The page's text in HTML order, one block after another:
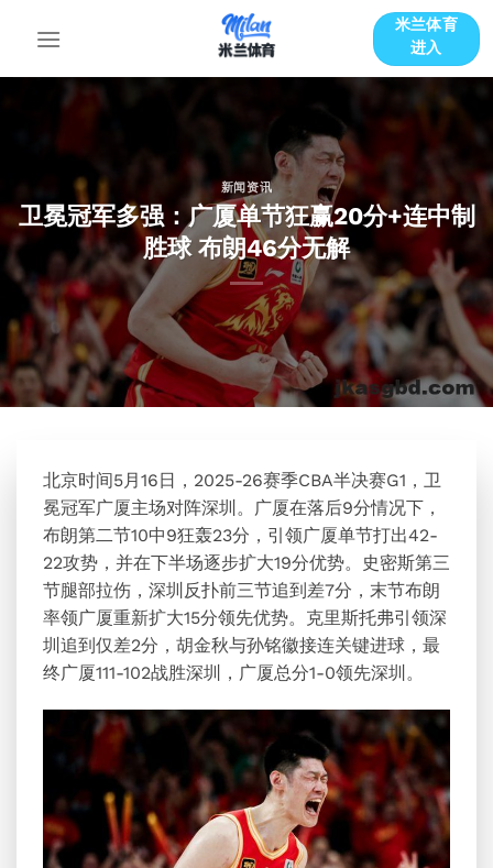
米兰体育
进入
新闻资讯
卫冕冠军多强：广厦单节狂赢20分+连中制
胜球 布朗46分无解
北京时间5月16日，2025-26赛季CBA半决赛G1，卫
冕冠军广厦主场对阵深圳。广厦在落后9分情况下，
布朗第二节10中9狂轰23分，引领广厦单节打出42-
22攻势，并在下半场逐步扩大19分优势。
史密斯第三
节腿部拉伤，深圳反扑前三节追到差7分，末节布朗
率领广厦重新扩大15分领先优势。克里斯托弗引领深
圳追到仅差2分，胡金秋与孙铭徽接连关键进球，最
终广厦111-102战胜深圳，广厦总分1-0领先深圳。